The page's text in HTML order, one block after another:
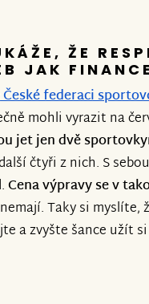
ŽE
JAK
České federaci
mohli vyrazit na
jet jen dvě
čtyři z nich. S
Cena výpravy se v
Taky si myslíte,
a zvyšte šance užít